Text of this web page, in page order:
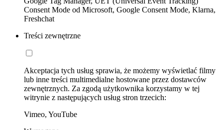
Consent Mode od Microsoft, Google Consent Mode, Klarna,
Freshchat
Treści zewnętrzne
Akceptacja tych usług sprawia, że możemy wyświetlać filmy
lub inne treści multimedialne hostowane przez dostawców
zewnętrznych. Za zgodą użytkownika korzystamy w tej
witrynie z następujących usług stron trzecich:
Vimeo, YouTube